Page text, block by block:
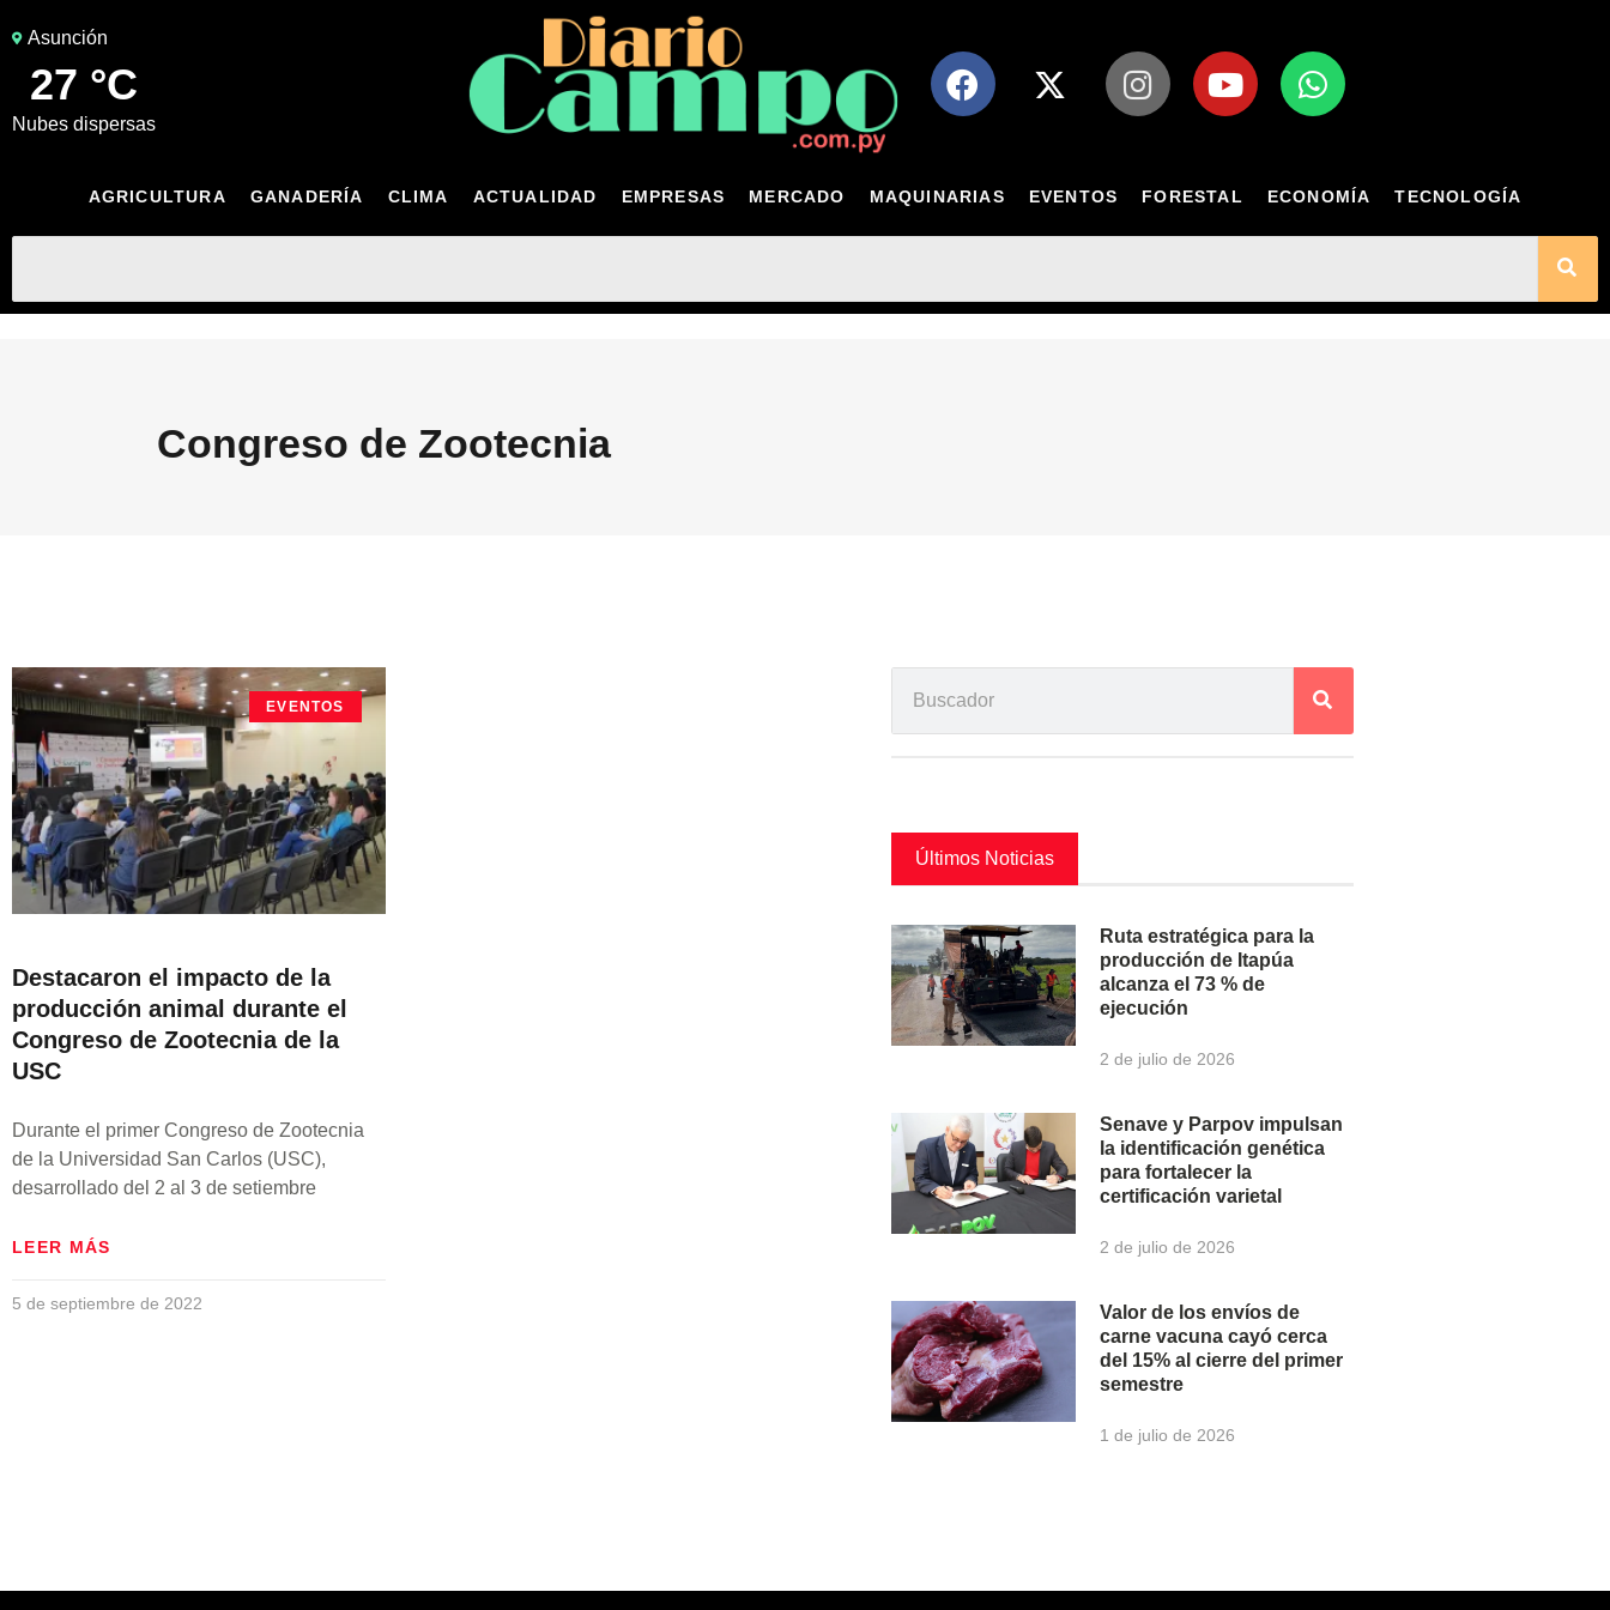
Asunción
27 °C
nubes dispersas
AGRICULTURA GANADERÍA CLIMA ACTUALIDAD EMPRESAS MERCADO MAQUINARIAS EVENTOS FORESTAL ECONOMÍA TECNOLOGÍA
Congreso de Zootecnia
EVENTOS
Destacaron el impacto de la
producción animal durante el
Congreso de Zootecnia de la
USC
Durante el primer Congreso de Zootecnia
de la Universidad San Carlos (USC),
desarrollado del 2 al 3 de setiembre
LEER MÁS
5 de septiembre de 2022
Últimos Noticias
Ruta estratégica para la
producción de Itapúa
alcanza el 73 % de
ejecución
2 de julio de 2026
Senave y Parpov impulsan
la identificación genética
para fortalecer la
certificación varietal
2 de julio de 2026
Valor de los envíos de
carne vacuna cayó cerca
del 15% al cierre del primer
semestre
1 de julio de 2026